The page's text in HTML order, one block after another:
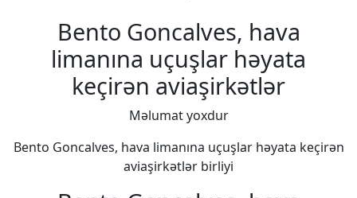
Bento Goncalves, hava
limanına uçuşlar həyata
keçirən aviaşirkətlər
Məlumat yoxdur
Bento Goncalves, hava limanına uçuşlar həyata keçirən
aviaşirkətlər birliyi